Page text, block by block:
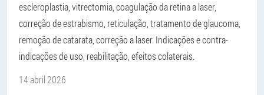
escleroplastia, vitrectomia, coagulação da retina a laser,
correção de estrabismo, reticulação, tratamento de glaucoma,
remoção de catarata, correção a laser. Indicações e contra-
indicações de uso, reabilitação, efeitos colaterais.
14 abril 2026